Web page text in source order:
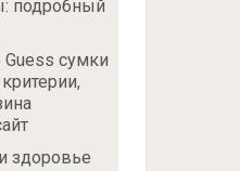
подробный
сумки
здоровье